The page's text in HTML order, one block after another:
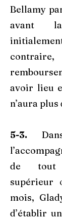
Bellamy
avant
avoir lieu
n’aura
5-3.
de tout
supérieur
mois,
d’établir